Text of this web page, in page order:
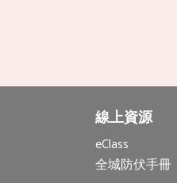
線上資源
eClass
全城防伏手冊